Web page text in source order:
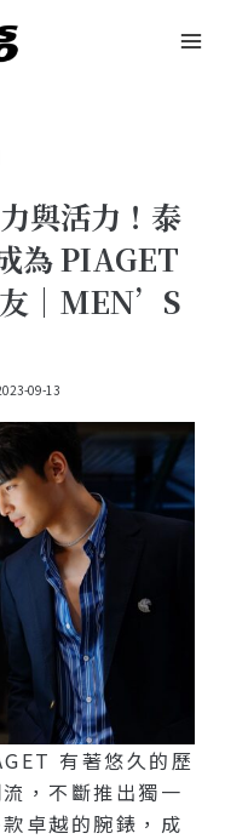
與活力！泰
為 PIAGET
｜MEN’S
09-13
有著悠久的歷
，不斷推出獨一
卓越的腕錶，成